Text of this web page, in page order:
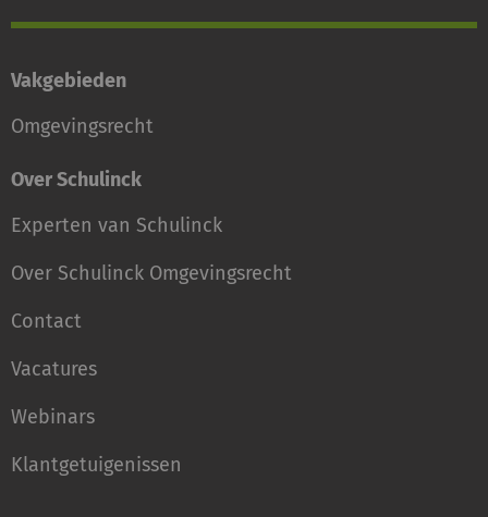
Vakgebieden
Omgevingsrecht
Over Schulinck
Experten van Schulinck
Over Schulinck Omgevingsrecht
Contact
Vacatures
Webinars
Klantgetuigenissen